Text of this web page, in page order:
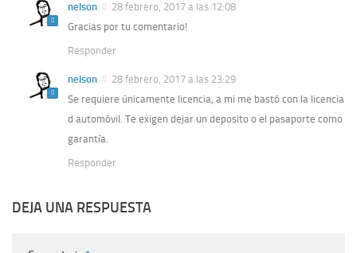
nelson
28 febrero, 2017 a las 12:08
Gracias por tu comentario!
Responder
nelson
28 febrero, 2017 a las 23:29
Se requiere únicamente licencia, a mi me bastó con la licencia
d automóvil. Te exigen dejar un deposito o el pasaporte como
garantía.
Responder
DEJA UNA RESPUESTA